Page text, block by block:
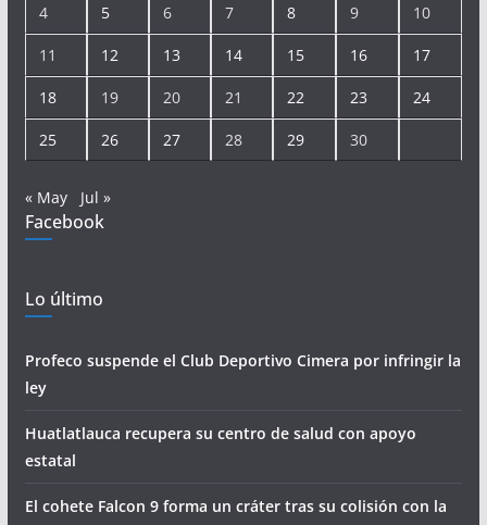
4 5 6 7 8 9 10
11 12 13 14 15 16 17
18 19 20 21 22 23 24
25 26 27 28 29 30
« May Jul »
Facebook
Lo último
Profeco suspende el Club Deportivo Cimera por infringir la
ley
Huatlatlauca recupera su centro de salud con apoyo
estatal
El cohete Falcon 9 forma un cráter tras su colisión con la